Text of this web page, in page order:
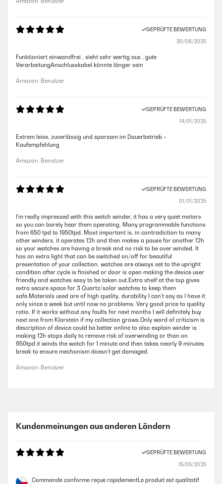
GEPRÜFTE BEWERTUNG
30/08/2025
Funktioniert einwandfrei , sieht sehr wertig aus , gute
VerarbeitungAnschlusskabel könnte länger sein
Amazon-Benutzer
GEPRÜFTE BEWERTUNG
14/01/2025
Extrem leise, zuverlässig und sparsam im Dauerbetrieb =
Kaufempfehlung
Amazon-Benutzer
GEPRÜFTE BEWERTUNG
01/01/2025
I’m really impressed with this watch winder, it has a very quiet motors
so you can barely hear them operating. Many programmable functions
from 650 tpd to 1950tpd. Most important is, in contradiction to many
other winders, it operates 12h and then makes a pause for another 12h
so your watches are having a break and no risk to be over winded. It
has an extra light that can be switched on/off for beautiful
presentation of your collection, watches are always set to the upright
condition after cycle is finished or door is open making the device user
friendly and watches easy to be taken out.Extra shelf at the top gives
extra secure space for 3 Quartz/solar watches to keep them
safe.Materials used are of high quality, durability I can’t say as I have it
only since a week but until now no problems. Very good price to quality
ratio. If it works without any faults for next months I will definitely buy
next one from Klarstein if my collection grows.Only word of criticism is
description of device could be better online to also explain winder is
making 12h stops daily to remove risk of overwinding or than on
650tpd it winds the watch for 1 minute and then takes nearly 9 minutes
break to ensure mechanism doesn’t get damaged.
Amazon-Benutzer
Kundenmeinungen aus anderen Ländern
GEPRÜFTE BEWERTUNG
15/05/2025
Commande conforme reçue rapidementLe produit est qualitatif